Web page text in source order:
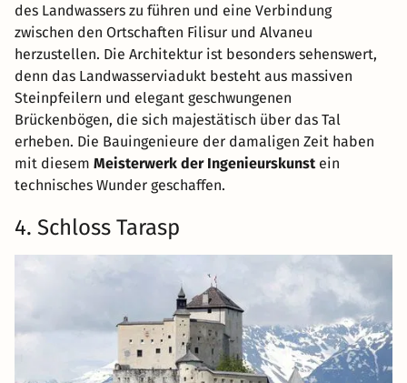
des Landwassers zu führen und eine Verbindung
zwischen den Ortschaften Filisur und Alvaneu
herzustellen. Die Architektur ist besonders sehenswert,
denn das Landwasserviadukt besteht aus massiven
Steinpfeilern und elegant geschwungenen
Brückenbögen, die sich majestätisch über das Tal
erheben. Die Bauingenieure der damaligen Zeit haben
mit diesem Meisterwerk der Ingenieurskunstein
technisches Wunder geschaffen.
4. Schloss Tarasp